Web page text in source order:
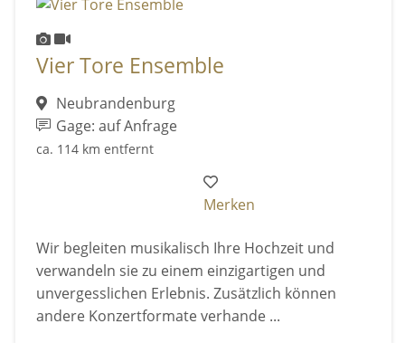
Vier Tore Ensemble
Neubrandenburg
Gage: auf Anfrage
ca. 114 km entfernt
Merken
Wir begleiten musikalisch Ihre Hochzeit und
verwandeln sie zu einem einzigartigen und
unvergesslichen Erlebnis. Zusätzlich können
andere Konzertformate verhande ...